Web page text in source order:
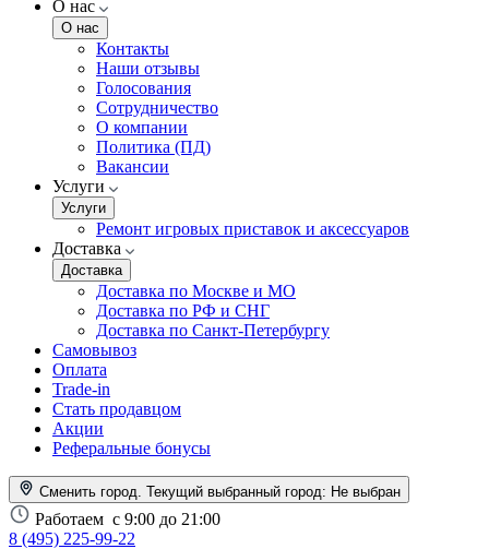
О нас
О нас
Контакты
Наши отзывы
Голосования
Сотрудничество
О компании
Политика (ПД)
Вакансии
Услуги
Услуги
Ремонт игровых приставок и аксессуаров
Доставка
Доставка
Доставка по Москве и МО
Доставка по РФ и СНГ
Доставка по Санкт-Петербургу
Самовывоз
Оплата
Trade-in
Стать продавцом
Акции
Реферальные бонусы
Сменить город. Текущий выбранный город: Не выбран
Работаем с 9:00 до 21:00
8 (495) 225-99-22